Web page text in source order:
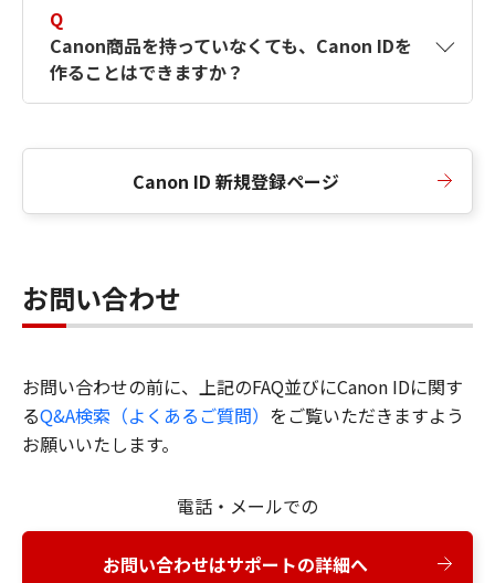
Q
Canon商品を持っていなくても、Canon IDを
作ることはできますか？
Canon ID 新規登録ページ
お問い合わせ
お問い合わせの前に、上記のFAQ並びにCanon IDに関す
るQ&A検索（よくあるご質問） をご覧いただきますよう
お願いいたします。
電話・メールでの
お問い合わせはサポートの詳細へ